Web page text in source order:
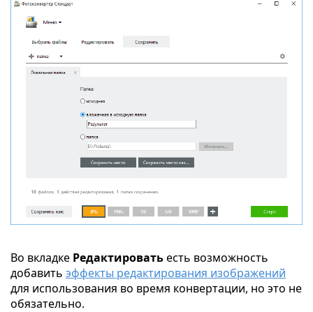
Во вкладке Редактироватьесть возможность
добавить эффекты редактирования изображений
для использования во время конвертации, но это не
обязательно.